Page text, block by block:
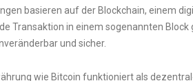
basieren auf der Blockchain, einem
Transaktion in einem sogenannten
und sicher.
wie Bitcoin funktioniert als